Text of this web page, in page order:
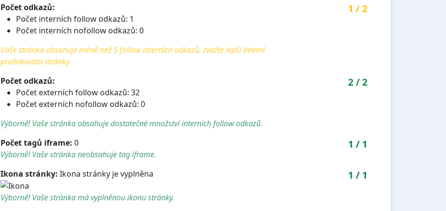
Počet odkazů:
Počet interních follow odkazů: 1
Počet interních nofollow odkazů: 0
Vaše stránka obsahuje méně než 5 follow interních odkazů, zvažte lepší interní
prolinkování stránky.
1 /2
Počet odkazů:
Počet externích follow odkazů: 32
Počet externích nofollow odkazů: 0
Výborně! Vaše stránka obsahuje dostatečné množství interních follow odkazů.
2/2
Počet tagů iframe: 0
Výborně! Vaše stránka neobsahuje tag iframe.
1 / 1
Ikona stránky: Ikona stránky je vyplněna
Výborně! Vaše stránka má vyplněnou ikonu stránky.
1 / 1